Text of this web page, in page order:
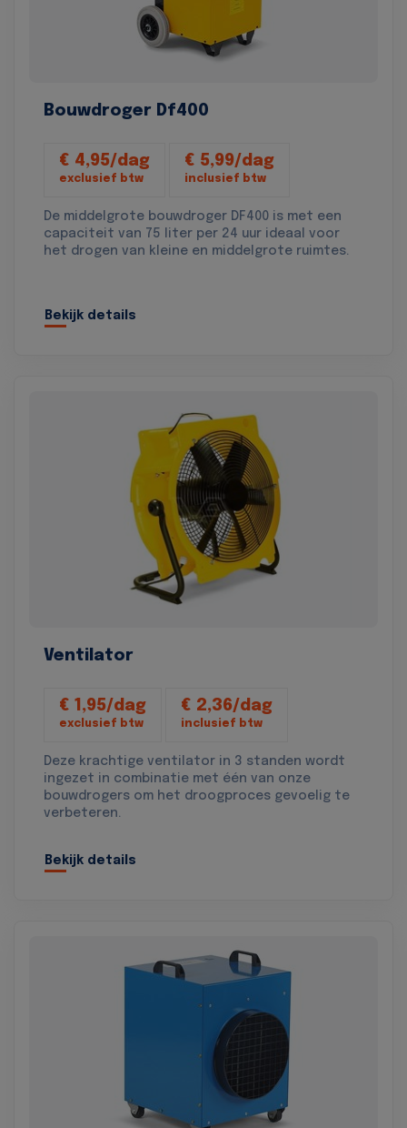
Bouwdroger Df400
€ 4,95/dag
exclusief btw
€ 5,99/dag
inclusief btw
De middelgrote bouwdroger DF400 is met een
capaciteit van 75 liter per 24 uur ideaal voor
het drogen van kleine en middelgrote ruimtes.
Bekijk details
Ventilator
€ 1,95/dag
exclusief btw
€ 2,36/dag
inclusief btw
Deze krachtige ventilator in 3 standen wordt
ingezet in combinatie met één van onze
bouwdrogers om het droogproces gevoelig te
verbeteren.
Bekijk details